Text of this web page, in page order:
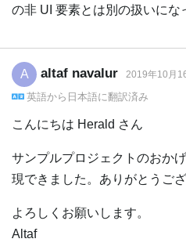
の非 UI 要素とは別の扱いにな
A altaf navalur 2019年10月
英語から 日本語に翻訳済み
こんにちは Herald さん
サンプルプロジェクトのおか
現できました。ありがとうござ
よろしくお願いします。
Altaf